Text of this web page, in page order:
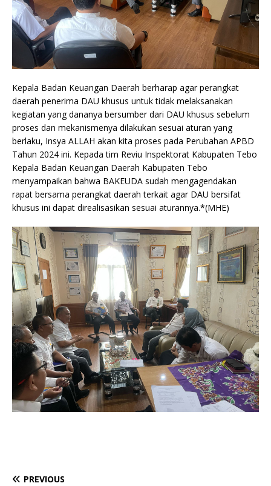
Kepala Badan Keuangan Daerah berharap agar perangkat
daerah penerima DAU khusus untuk tidak melaksanakan
kegiatan yang dananya bersumber dari DAU khusus sebelum
proses dan mekanismenya dilakukan sesuai aturan yang
berlaku, Insya ALLAH akan kita proses pada Perubahan APBD
Tahun 2024 ini. Kepada tim Reviu Inspektorat Kabupaten Tebo
Kepala Badan Keuangan Daerah Kabupaten Tebo
menyampaikan bahwa BAKEUDA sudah mengagendakan
rapat bersama perangkat daerah terkait agar DAU bersifat
khusus ini dapat direalisasikan sesuai aturannya.*(MHE)
PREVIOUS